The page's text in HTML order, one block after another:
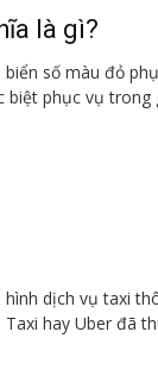
là gì?
biển số màu đỏ
biệt phục vụ trong
dịch vụ taxi
hay Uber đã